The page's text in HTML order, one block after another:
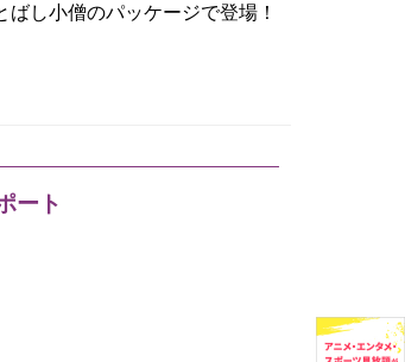
し小僧のパッケージで登場！
ート